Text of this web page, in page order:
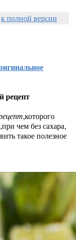
к полной версии
рецепт
,которого
чем без сахара,
такое полезное